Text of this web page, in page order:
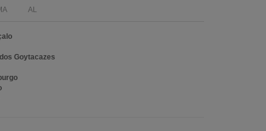
AL
Goytacazes